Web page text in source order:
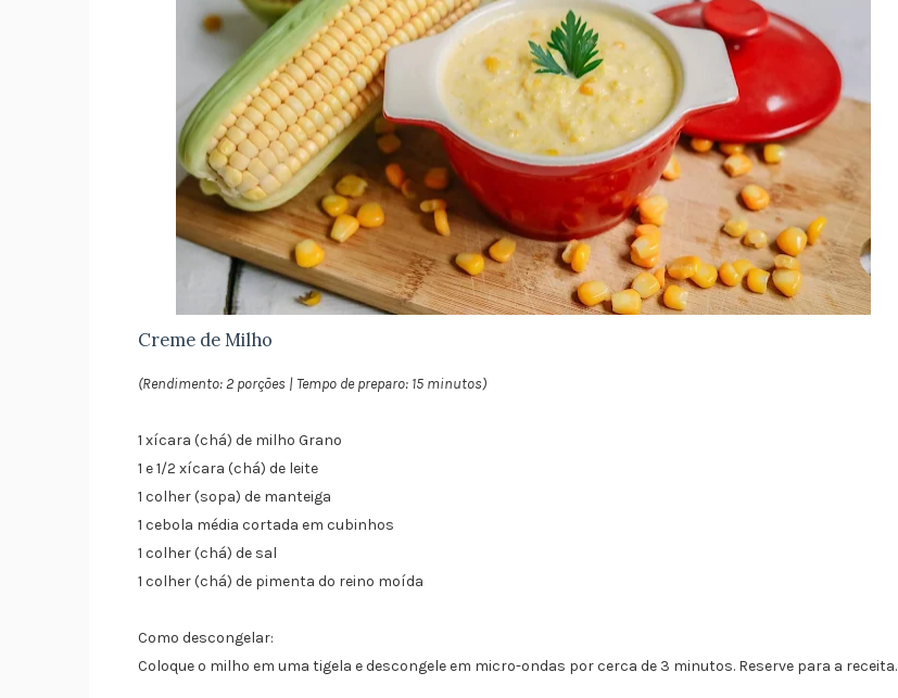
Creme de Milho
(Rendimento: 2 porções | Tempo de preparo: 15 minutos)
1 xícara (chá) de milho Grano
1 e 1/2 xícara (chá) de leite
1 colher (sopa) de manteiga
1 cebola média cortada em cubinhos
1 colher (chá) de sal
1 colher (chá) de pimenta do reino moída
Como descongelar:
Coloque o milho em uma tigela e descongele em micro-ondas por cerca de 3 minutos. Reserve para a receita.